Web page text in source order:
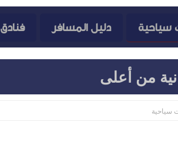
سياحية دليل المسافر فنادق
من أعلى
سياحية